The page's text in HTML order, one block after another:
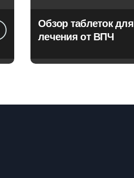
Обзор таблеток для
лечения от ВПЧ